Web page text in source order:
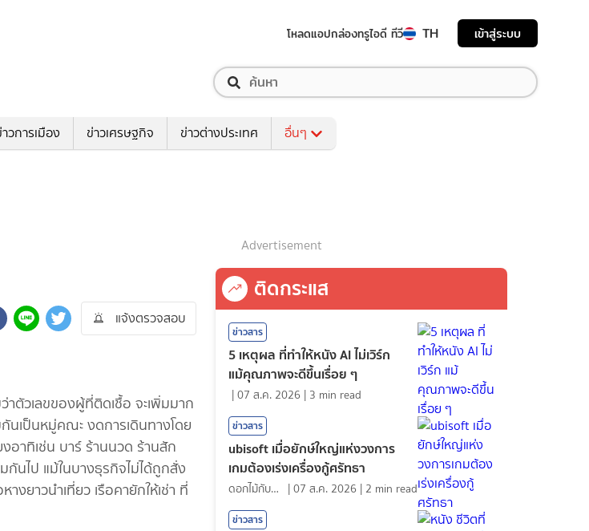
โหลดแอปกล่องทรูไอดี ทีวี TH เข้าสู่ระบบ
วการเมือง ข่าวเศรษฐกิจ ข่าวต่างประเทศ อื่นๆ
แจ้งตรวจสอบ
าตัวเลขของผู้ที่ติดเชื้อ จะเพิ่มมาก
เป็นหมู่คณะ งดการเดินทางโดย
งอาทิเช่น บาร์ ร้านนวด ร้านสัก
นไป แม้ในบางธุรกิจไม่ได้ถูกสั่ง
งยาวนำเที่ยว เรือคายักให้เช่า ที่
Advertisement
ติดกระแส
ข่าวสาร
5 เหตุผล ที่ทำให้หนัง AI ไม่เวิร์ก
แม้คุณภาพจะดีขึ้นเรื่อย ๆ
|07 ส.ค. 2026 | 3 min read
ข่าวสาร
ubisoft เมื่อยักษ์ใหญ่แห่งวงการ
เกมต้องเร่งเครื่องกู้ศรัทธา
ดอกไม้กับสายน้ำ |07 ส.ค. 2026 | 2 min read
ข่าวสาร